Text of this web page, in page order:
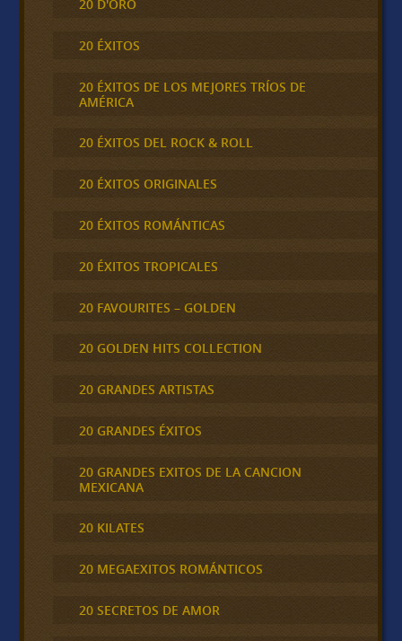
20 D'ORO
20 ÉXITOS
20 ÉXITOS DE LOS MEJORES TRÍOS DE
AMÉRICA
20 ÉXITOS DEL ROCK & ROLL
20 ÉXITOS ORIGINALES
20 ÉXITOS ROMÁNTICAS
20 ÉXITOS TROPICALES
20 FAVOURITES – GOLDEN
20 GOLDEN HITS COLLECTION
20 GRANDES ARTISTAS
20 GRANDES ÉXITOS
20 GRANDES EXITOS DE LA CANCION
MEXICANA
20 KILATES
20 MEGAEXITOS ROMÁNTICOS
20 SECRETOS DE AMOR